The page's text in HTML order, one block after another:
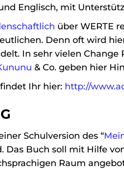
Englisch, mit
über WERTE
Denn oft wird
In sehr vielen
& Co. geben hier
Ihr hier: http://
Schulversion des “
Das Buch soll mit Hilfe
Raum